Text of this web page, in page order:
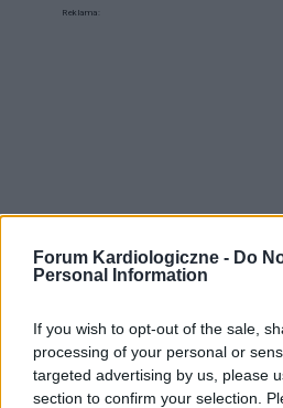
Forum Kardiologiczne - Do
Personal Information
If you wish to opt-out of the sale,
processing of your personal or
targeted advertising by us, please
section to confirm your selection.
Reklama: